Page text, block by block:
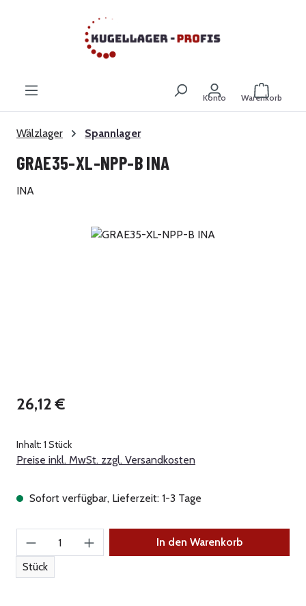
Zum Hauptinhalt springen
Konto Warenkorb
Wälzlager Spannlager
GRAE35-XL-NPP-B INA
INA
Bildergalerie überspringen
Regulärer Preis:
26,12 €
Inhalt: 1 Stück
Preise inkl. MwSt. zzgl. Versandkosten
Sofort verfügbar, Lieferzeit: 1-3 Tage
Produkt Anzahl: Gib den gewünschten Wert
Stück
In den Warenkorb